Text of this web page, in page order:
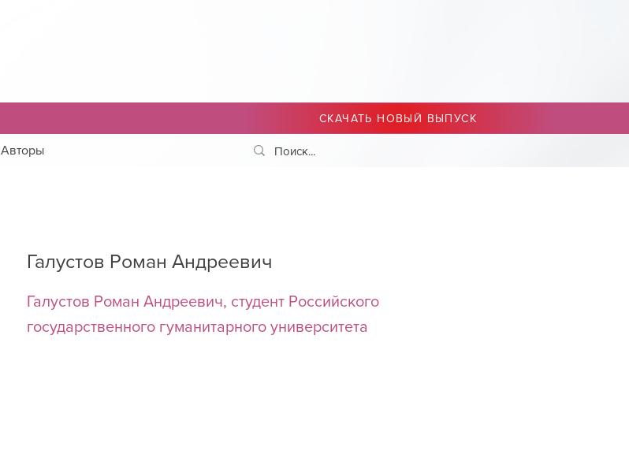
Авторы
СКАЧАТЬ НОВЫЙ ВЫПУСК
Галустов Роман Андреевич
Галустов Роман Андреевич, студент Российского
государственного гуманитарного университета